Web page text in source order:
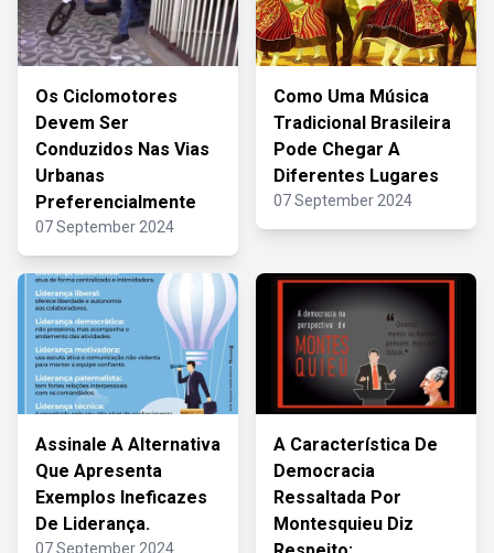
Os Ciclomotores
Devem Ser
Conduzidos Nas Vias
Urbanas
Preferencialmente
07 September 2024
Como Uma Música
Tradicional Brasileira
Pode Chegar A
Diferentes Lugares
07 September 2024
Assinale A Alternativa
Que Apresenta
Exemplos Ineficazes
De Liderança.
07 September 2024
A Característica De
Democracia
Ressaltada Por
Montesquieu Diz